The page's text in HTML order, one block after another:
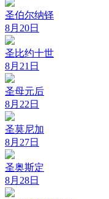
圣伯尔纳铎
8月20日
圣比约十世
8月21日
圣母元后
8月22日
圣莫尼加
8月27日
圣奥斯定
8月28日